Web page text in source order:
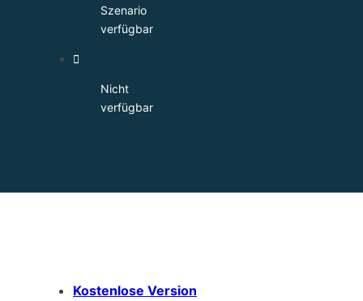
Szenario
verfügbar
Nicht
verfügbar
Kostenlose Version